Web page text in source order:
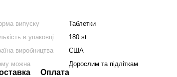
випуску
Таблетки
в упаковці
180 st
виробництва
США
можна
Дорослим та підліткам
Оплата